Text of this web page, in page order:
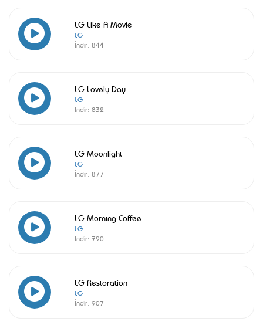
LG Like A Movie
LG
İndir: 844
LG Lovely Day
LG
İndir: 832
LG Moonlight
LG
İndir: 877
LG Morning Coffee
LG
İndir: 790
LG Restoration
LG
İndir: 907